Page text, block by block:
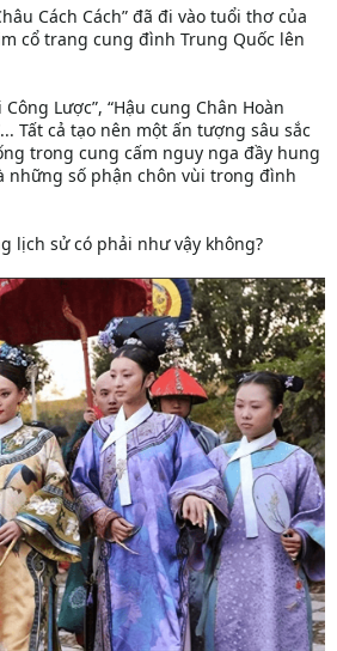
Cách Cách” đã đi vào tuổi thơ của
cổ trang cung đình Trung Quốc lên
Lược”, “Hậu cung Chân Hoàn
Tất cả tạo nên một ấn tượng sâu sắc
trong cung cấm nguy nga đầy hung
những số phận chôn vùi trong đình
lịch sử có phải như vậy không?